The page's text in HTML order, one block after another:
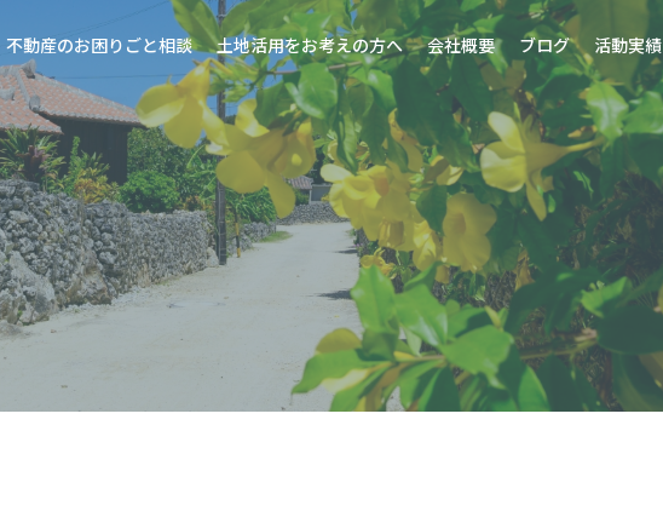
不動産のお困りごと相談 土地活用をお考えの方へ 会社概要 ブログ 活動実績